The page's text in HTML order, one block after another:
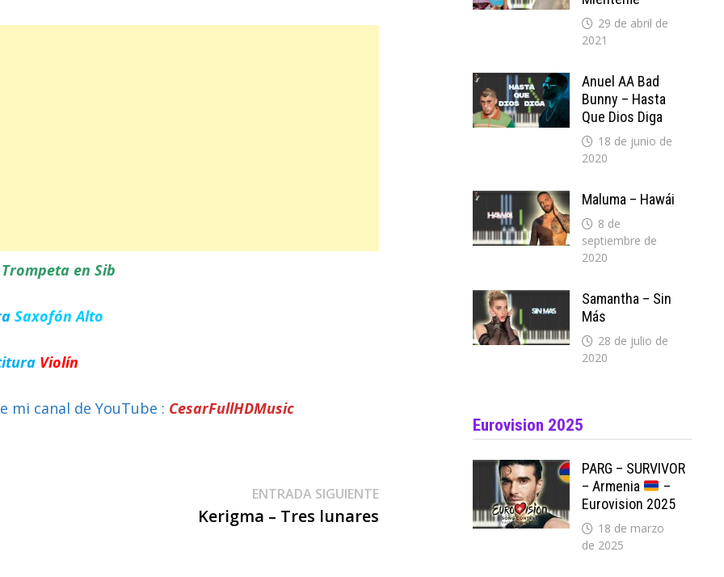
Trompeta en Sib
Saxofón Alto
Violín
mi canal de YouTube : CesarFullHDMusic
ENTRADA SIGUIENTEEntrada
Kerigma – Tres lunares
29 de abril de
2021
Anuel AA Bad
Bunny – Hasta
Que Dios Diga
18 de junio de
2020
Maluma – Hawái
8 de
septiembre de
2020
Samantha – Sin
Más
28 de julio de
2020
Eurovision 2025
PARG – SURVIVOR
– Armenia
–
Eurovision 2025
18 de marzo
de 2025